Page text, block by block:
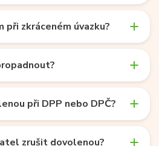
při zkráceném úvazku?
při DPP nebo DPČ?
zrušit dovolenou?